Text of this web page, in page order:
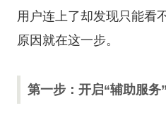
用户连上了却发现只能看
原因就在这一步。
第一步：开启“辅助服